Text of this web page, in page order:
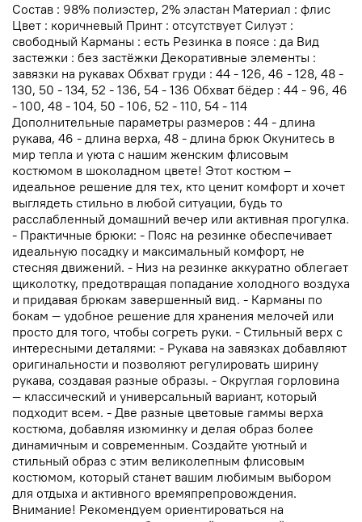
Состав : 98% полиэстер, 2% эластан Материал : флис
Цвет : коричневый Принт : отсутствует Силуэт :
свободный Карманы : есть Резинка в поясе : да Вид
застежки : без застёжки Декоративные элементы :
завязки на рукавах Обхват груди : 44 - 126, 46 - 128, 48 -
130, 50 - 134, 52 - 136, 54 - 136 Обхват бёдер : 44 - 96, 46
- 100, 48 - 104, 50 - 106, 52 - 110, 54 - 114
Дополнительные параметры размеров : 44 - длина
рукава, 46 - длина верха, 48 - длина брюк Окунитесь в
мир тепла и уюта с нашим женским флисовым
костюмом в шоколадном цвете! Этот костюм –
идеальное решение для тех, кто ценит комфорт и хочет
выглядеть стильно в любой ситуации, будь то
расслабленный домашний вечер или активная прогулка.
- Практичные брюки: - Пояс на резинке обеспечивает
идеальную посадку и максимальный комфорт, не
стесняя движений. - Низ на резинке аккуратно облегает
щиколотку, предотвращая попадание холодного воздуха
и придавая брюкам завершенный вид. - Карманы по
бокам — удобное решение для хранения мелочей или
просто для того, чтобы согреть руки. - Стильный верх с
интересными деталями: - Рукава на завязках добавляют
оригинальности и позволяют регулировать ширину
рукава, создавая разные образы. - Округлая горловина
— классический и универсальный вариант, который
подходит всем. - Две разные цветовые гаммы верха
костюма, добавляя изюминку и делая образ более
динамичным и современным. Создайте уютный и
стильный образ с этим великолепным флисовым
костюмом, который станет вашим любимым выбором
для отдыха и активного времяпрепровождения.
Внимание! Рекомендуем ориентироваться на